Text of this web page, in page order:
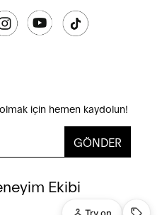
için hemen kaydolun!
GÖNDER
Ekibi